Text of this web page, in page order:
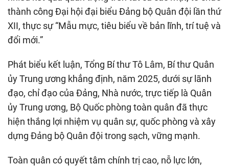
thành công Đại hội đại biểu Đảng bộ Quân đội lần thứ
XII, thực sự “Mẫu mực, tiêu biểu về bản lĩnh, trí tuệ và
đổi mới.”
Phát biểu kết luận, Tổng Bí thư Tô Lâm, Bí thư Quân
ủy Trung ương khẳng định, năm 2025, dưới sự lãnh
đạo, chỉ đạo của Đảng, Nhà nước, trực tiếp là Quân
ủy Trung ương, Bộ Quốc phòng toàn quân đã thực
hiện thắng lợi nhiệm vụ quân sự, quốc phòng và xây
dựng Đảng bộ Quân đội trong sạch, vững mạnh.
Toàn quân có quyết tâm chính trị cao, nỗ lực lớn,